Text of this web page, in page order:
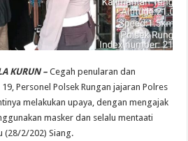
KURUN – Cegah penularan dan
Personel Polsek Rungan jajaran Polres
melakukan upaya, dengan mengajak
masker dan selalu mentaati
(28/2/202) Siang.